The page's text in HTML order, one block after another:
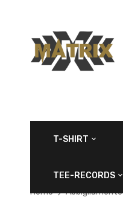
T-SHIRT
TEE-RECORDS
Home Abbigliamento